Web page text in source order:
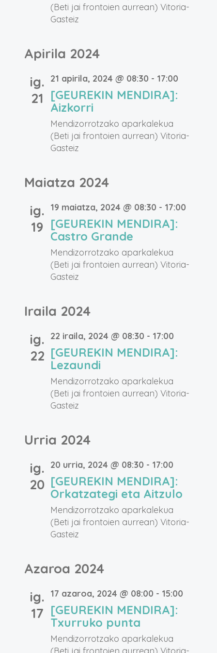
(Beti jai frontoien aurrean) Vitoria-
Gasteiz
Apirila 2024
ig.
21
21 apirila, 2024 @ 08:30 - 17:00
[GEUREKIN MENDIRA]:
Aizkorri
Mendizorrotzako aparkalekua
(Beti jai frontoien aurrean) Vitoria-
Gasteiz
Maiatza 2024
ig.
19
19 maiatza, 2024 @ 08:30 - 17:00
[GEUREKIN MENDIRA]:
Castro Grande
Mendizorrotzako aparkalekua
(Beti jai frontoien aurrean) Vitoria-
Gasteiz
Iraila 2024
ig.
22
22 iraila, 2024 @ 08:30 - 17:00
[GEUREKIN MENDIRA]:
Lezaundi
Mendizorrotzako aparkalekua
(Beti jai frontoien aurrean) Vitoria-
Gasteiz
Urria 2024
ig.
20
20 urria, 2024 @ 08:30 - 17:00
[GEUREKIN MENDIRA]:
Orkatzategi eta Aitzulo
Mendizorrotzako aparkalekua
(Beti jai frontoien aurrean) Vitoria-
Gasteiz
Azaroa 2024
ig.
17
17 azaroa, 2024 @ 08:00 - 15:00
[GEUREKIN MENDIRA]:
Txurruko punta
Mendizorrotzako aparkalekua